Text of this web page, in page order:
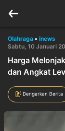
Olahraga • inews
Sabtu, 10 Januari
Harga
dan Angkat
Dengarkan Berita